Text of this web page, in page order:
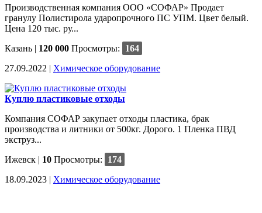
Производственная компания ООО «СОФАР» Продает
гранулу Полистирола ударопрочного ПС УПМ. Цвет белый.
Цена 120 тыс. ру...
Казань | 120 000 Просмотры:
164
27.09.2022 | Химическое оборудование
Куплю пластиковые отходы
Компания СОФАР закупает отходы пластика, брак
производства и литники от 500кг. Дорого. 1 Пленка ПВД
экструз...
Ижевск | 10 Просмотры:
174
18.09.2023 | Химическое оборудование